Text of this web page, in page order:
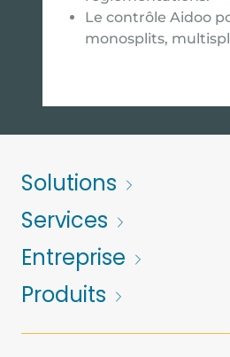
Le contrôle Aidoo
monosplits,
Solutions
Services
Entreprise
Produits